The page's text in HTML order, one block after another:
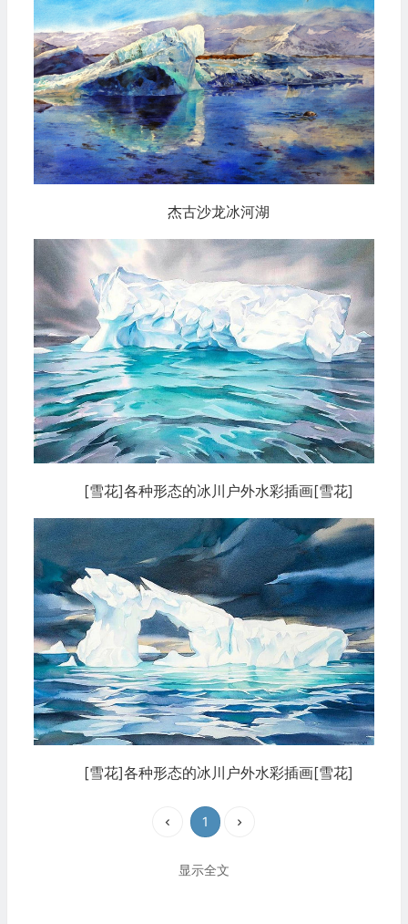
杰古沙龙冰河湖
[雪花]各种形态的冰川户外水彩插画[雪花]
[雪花]各种形态的冰川户外水彩插画[雪花]
1
显示全文